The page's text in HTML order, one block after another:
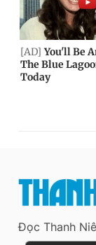
Đọc Thanh